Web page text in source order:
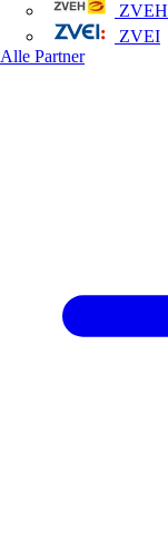
ZVEH
ZVEI
Alle Partner